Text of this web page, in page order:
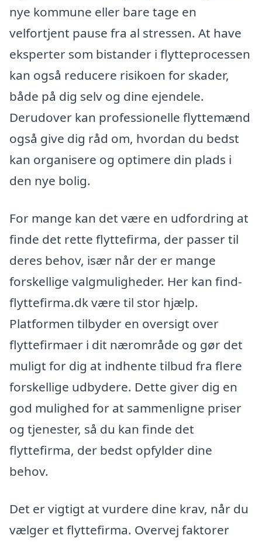
nye kommune eller bare tage en
velfortjent pause fra al stressen. At have
eksperter som bistander i flytteprocessen
kan også reducere risikoen for skader,
både på dig selv og dine ejendele.
Derudover kan professionelle flyttemænd
også give dig råd om, hvordan du bedst
kan organisere og optimere din plads i
den nye bolig.
For mange kan det være en udfordring at
finde det rette flyttefirma, der passer til
deres behov, især når der er mange
forskellige valgmuligheder. Her kan find-
flyttefirma.dk være til stor hjælp.
Platformen tilbyder en oversigt over
flyttefirmaer i dit nærområde og gør det
muligt for dig at indhente tilbud fra flere
forskellige udbydere. Dette giver dig en
god mulighed for at sammenligne priser
og tjenester, så du kan finde det
flyttefirma, der bedst opfylder dine
behov.
Det er vigtigt at vurdere dine krav, når du
vælger et flyttefirma. Overvej faktorer